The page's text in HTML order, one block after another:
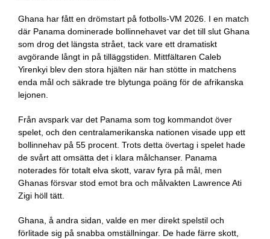
Ghana har fått en drömstart på fotbolls-VM 2026. I en match
där Panama dominerade bollinnehavet var det till slut Ghana
som drog det längsta strået, tack vare ett dramatiskt
avgörande långt in på tilläggstiden. Mittfältaren Caleb
Yirenkyi blev den stora hjälten när han stötte in matchens
enda mål och säkrade tre blytunga poäng för de afrikanska
lejonen.
Från avspark var det Panama som tog kommandot över
spelet, och den centralamerikanska nationen visade upp ett
bollinnehav på 55 procent. Trots detta övertag i spelet hade
de svårt att omsätta det i klara målchanser. Panama
noterades för totalt elva skott, varav fyra på mål, men
Ghanas försvar stod emot bra och målvakten Lawrence Ati
Zigi höll tätt.
Ghana, å andra sidan, valde en mer direkt spelstil och
förlitade sig på snabba omställningar. De hade färre skott,